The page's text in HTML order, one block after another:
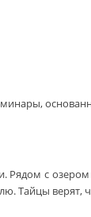
с
Тайцы верят,